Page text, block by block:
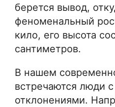
берется вывод,
феноменальный
кило, его высота
сантиметров.
В нашем
встречаются люди
отклонениями.